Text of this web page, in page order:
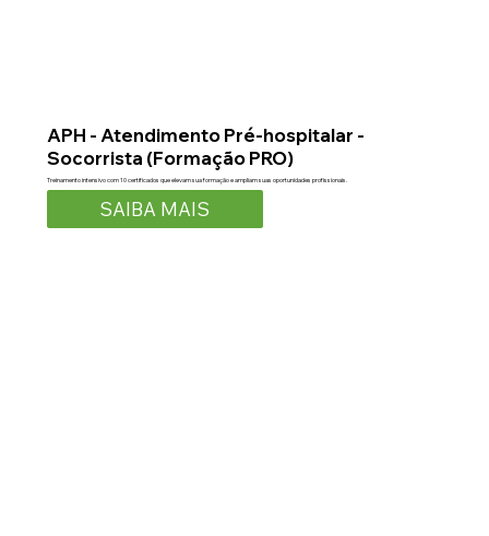
APH - Atendimento Pré-hospitalar -
Socorrista (Formação PRO)
Treinamento intensivo com 10 certificados que elevam sua formação e ampliam suas oportunidades profissionais.
SAIBA MAIS